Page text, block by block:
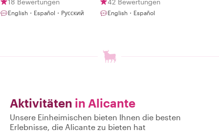
English・Español・Русский English・Español
Aktivitäten in Alicante
Unsere Einheimischen bieten Ihnen die besten
Erlebnisse, die Alicante zu bieten hat